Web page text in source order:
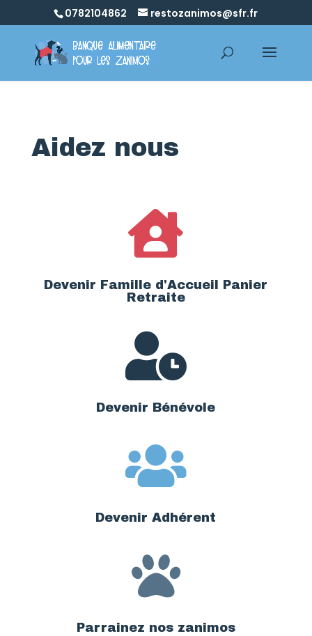
0782104862 restozanimos@sfr.fr
Aidez nous

Devenir Famille d'Accueil Panier
Retraite

Devenir Bénévole

Devenir Adhérent

Parrainez nos zanimos